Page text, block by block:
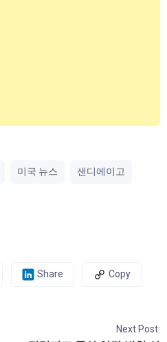
미국 뉴스 샌디에이고
Share Copy
Next Post: